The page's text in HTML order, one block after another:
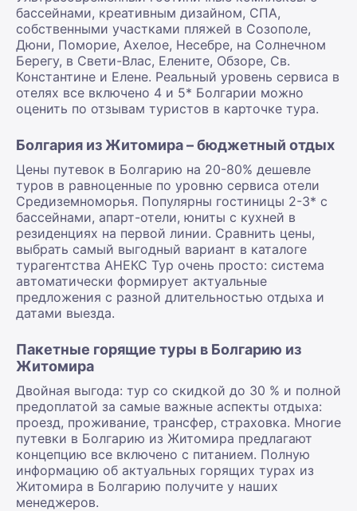
бассейнами, креативным дизайном, СПА,
собственными участками пляжей в Созополе,
Дюни, Поморие, Ахелое, Несебре, на Солнечном
Берегу, в Свети-Влас, Елените, Обзоре, Св.
Константине и Елене. Реальный уровень сервиса в
отелях все включено 4 и 5* Болгарии можно
оценить по отзывам туристов в карточке тура.
Болгария из Житомира – бюджетный отдых
Цены путевок в Болгарию на 20-80% дешевле
туров в равноценные по уровню сервиса отели
Средиземноморья. Популярны гостиницы 2-3* с
бассейнами, апарт-отели, юниты с кухней в
резиденциях на первой линии. Сравнить цены,
выбрать самый выгодный вариант в каталоге
турагентства АНЕКС Тур очень просто: система
автоматически формирует актуальные
предложения с разной длительностью отдыха и
датами выезда.
Пакетные горящие туры в Болгарию из
Житомира
Двойная выгода: тур со скидкой до 30 % и полной
предоплатой за самые важные аспекты отдыха:
проезд, проживание, трансфер, страховка. Многие
путевки в Болгарию из Житомира предлагают
концепцию все включено с питанием. Полную
информацию об актуальных горящих турах из
Житомира в Болгарию получите у наших
менеджеров.